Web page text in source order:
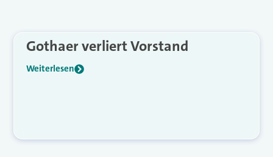
Gothaer verliert Vorstand
Weiterlesen